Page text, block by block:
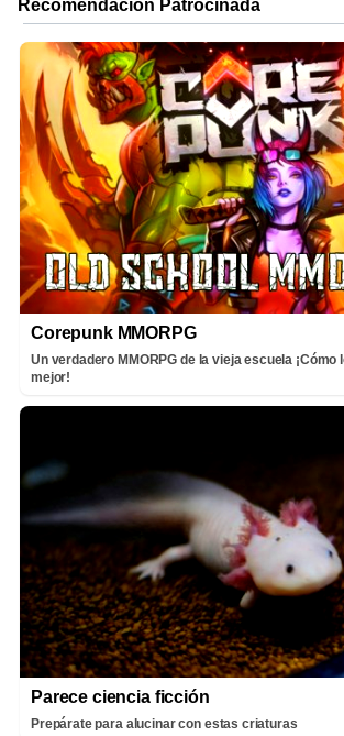
Corepunk MMORPG
Un verdadero MMORPG de la vieja escuela ¡Cómo
mejor!
Parece ciencia ficción
Prepárate para alucinar con estas criaturas